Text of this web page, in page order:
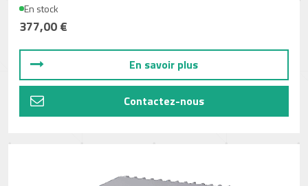
En stock
377,00 €
En savoir plus
Contactez-nous